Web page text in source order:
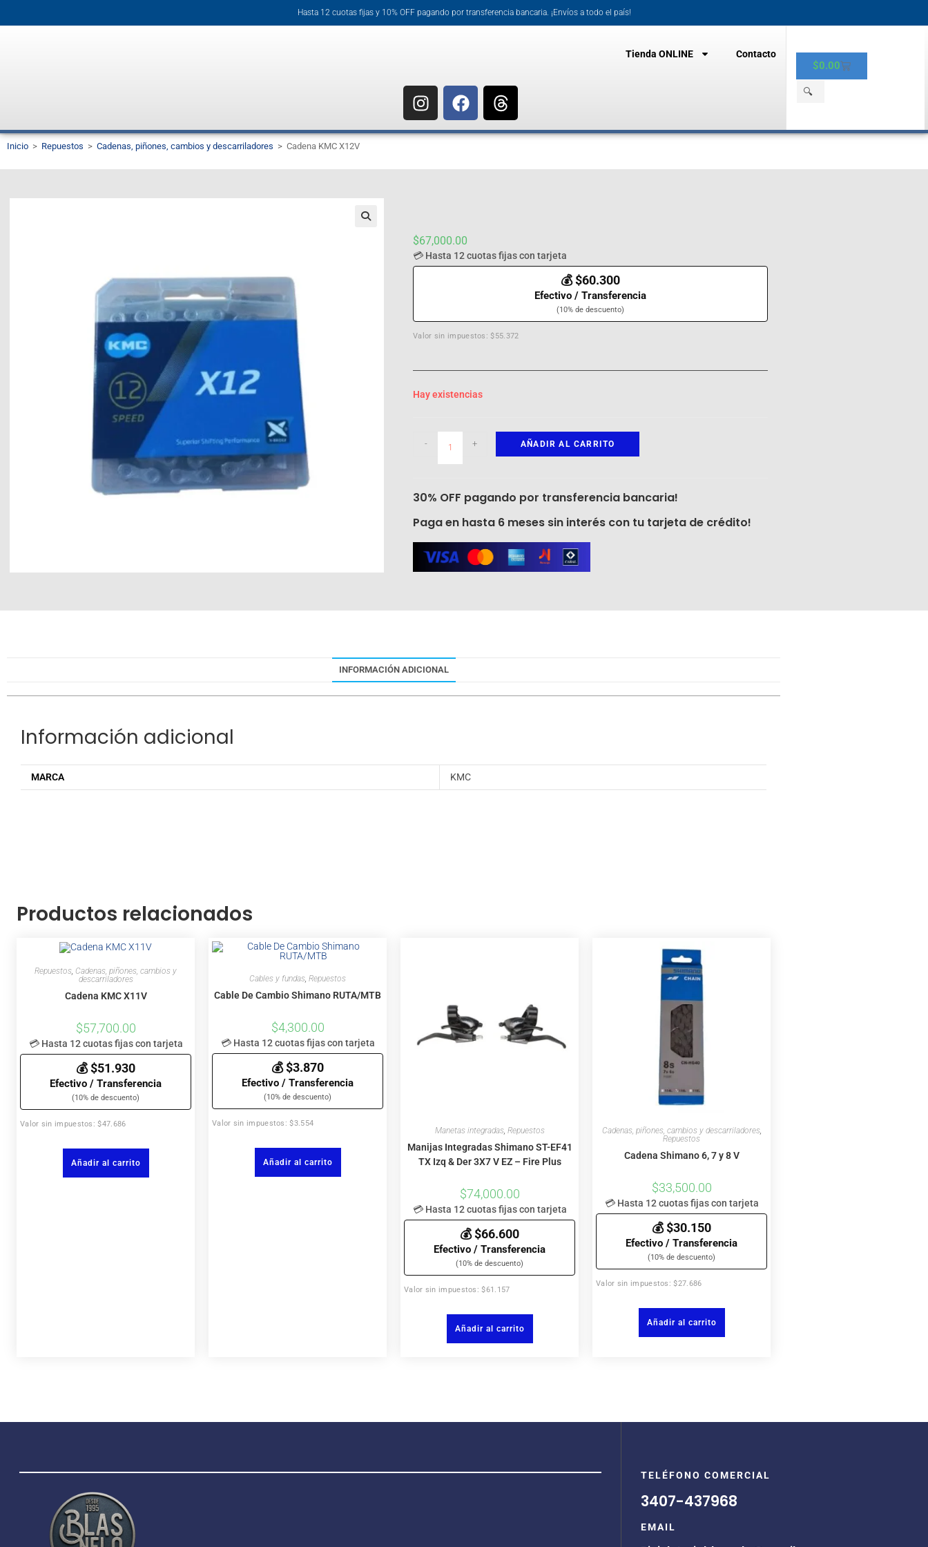
Hasta 12 cuotas fijas y 10% OFF pagando por transferencia bancaria. ¡Envíos a todo el país!
Tienda ONLINE Contacto
$0.00
🔍
Inicio > Repuestos > Cadenas, piñones, cambios y descarriladores > Cadena KMC X12V
$67,000.00
💳 Hasta 12 cuotas fijas con tarjeta
💰 $60.300
Efectivo / Transferencia
(10% de descuento)
Valor sin impuestos: $55.372
Hay existencias
- + AÑADIR AL CARRITO
30% OFF pagando por transferencia bancaria!
Paga en hasta 6 meses sin interés con tu tarjeta de crédito!
INFORMACIÓN ADICIONAL
Información adicional
MARCA KMC
Productos relacionados
Repuestos Cadenas, piñones, cambios y
descarriladores
Cadena KMC X11V
$57,700.00
💳 Hasta 12 cuotas fijas con tarjeta
💰 $51.930
Efectivo / Transferencia
(10% de descuento)
Valor sin impuestos: $47.686
Añadir al carrito
Cables y fundas, Repuestos
Cable De Cambio Shimano RUTA/MTB
$4,300.00
💳 Hasta 12 cuotas fijas con tarjeta
💰 $3.870
Efectivo / Transferencia
(10% de descuento)
Valor sin impuestos: $3.554
Añadir al carrito
Manetas integradas, Repuestos
Manijas Integradas Shimano ST-EF41
TX Izq & Der 3X7 V EZ – Fire Plus
$74,000.00
💳 Hasta 12 cuotas fijas con tarjeta
💰 $66.600
Efectivo / Transferencia
(10% de descuento)
Valor sin impuestos: $61.157
Añadir al carrito
Cadenas, piñones, cambios y descarriladores,
Repuestos
Cadena Shimano 6, 7 y 8 V
$33,500.00
💳 Hasta 12 cuotas fijas con tarjeta
💰 $30.150
Efectivo / Transferencia
(10% de descuento)
Valor sin impuestos: $27.686
Añadir al carrito
TELÉFONO COMERCIAL
3407-437968
EMAIL